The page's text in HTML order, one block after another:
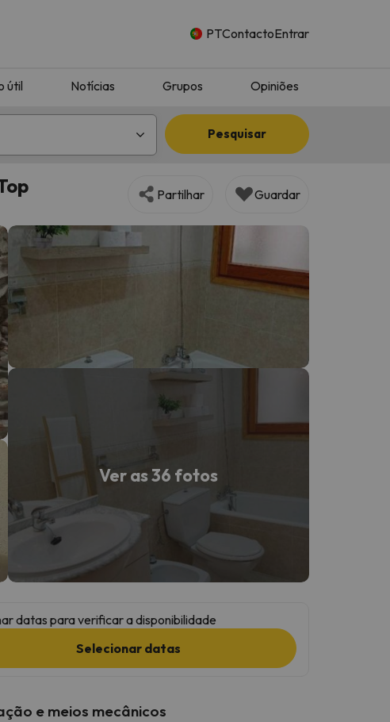
PTContactoEntrar
útil Notícias Grupos Opiniões
Pesquisar
Partilhar Guardar
Ver as 36 fotos
datas para verificar a disponibilidade
Selecionar datas
e meios mecânicos